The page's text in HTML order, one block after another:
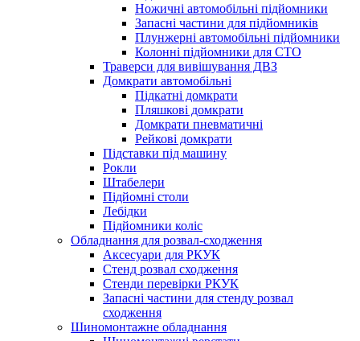
Ножичні автомобільні підйомники
Запасні частини для підйомників
Плунжерні автомобільні підйомники
Колонні підйомники для СТО
Траверси для вивішування ДВЗ
Домкрати автомобільні
Підкатні домкрати
Пляшкові домкрати
Домкрати пневматичні
Рейкові домкрати
Підставки під машину
Рокли
Штабелери
Підйомні столи
Лебідки
Підйомники коліс
Обладнання для розвал-сходження
Аксесуари для РКУК
Стенд розвал сходження
Стенди перевірки РКУК
Запасні частини для стенду розвал
сходження
Шиномонтажне обладнання